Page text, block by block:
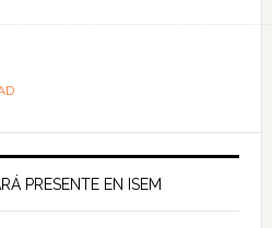
PRESENTE EN ISEM